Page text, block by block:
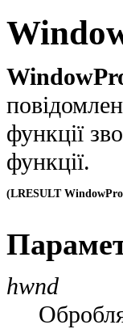
функції
функції.
(LRESULT
hwnd